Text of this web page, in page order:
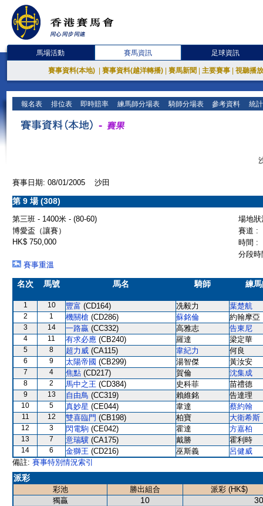
馬場活動 賽馬資訊 足球資訊
賽事資料(本地) 賽事資料(越洋轉播) 賽馬新聞 主要賽事 視聽播
報名表 排位表 即時賠率 練馬師分場表 騎師分場表 參考資料 統
賽事日期: 08/01/2005 沙田
第 9 場 (308)
第三班 - 1400米 - (80-60)
場地
博愛盃（讓賽）
賽道 :
HK$ 750,000
時間 :
分段
賽事重溫
名次 馬號 馬名 騎師 練
1 10 豐富 (CD164) 冼毅力 葉楚航
2 1 機關槍 (CD286) 蘇銘倫 約翰摩亞
3 14 一路贏 (CC332) 高雅志 告東尼
4 11 有求必應 (CB240) 羅達 梁定華
5 8 超力威 (CA115) 韋紀力 何良
6 9 太陽帝國 (CB299) 湯智傑 黃汝安
7 4 焦點 (CD217) 賀倫 沈集成
8 2 馬中之王 (CD384) 史科菲 苗禮德
9 13 自由鳥 (CC319) 賴維銘 告達理
10 5 真妙星 (CE044) 韋達 蔡約翰
11 12 雙喜臨門 (CB198) 柏寶 大衛希斯
12 3 閃電駒 (CE042) 霍達 方嘉柏
13 7 意瑞驥 (CA175) 戴勝 霍利時
14 6 金獅王 (CD216) 巫斯義
呂健威
備註: 賽事特別情況索引
派彩
彩池 勝出組合
派彩 (HK$)
獨贏
10